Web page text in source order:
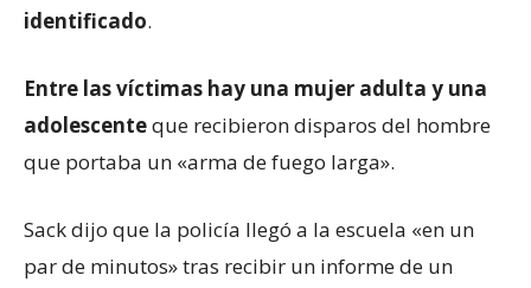
identificado.
Entre las víctimas hay una mujer adulta y una
adolescenteque recibieron disparos del hombre
que portaba un «arma de fuego larga».
Sack dijo que la policía llegó a la escuela «en un
par de minutos» tras recibir un informe de un